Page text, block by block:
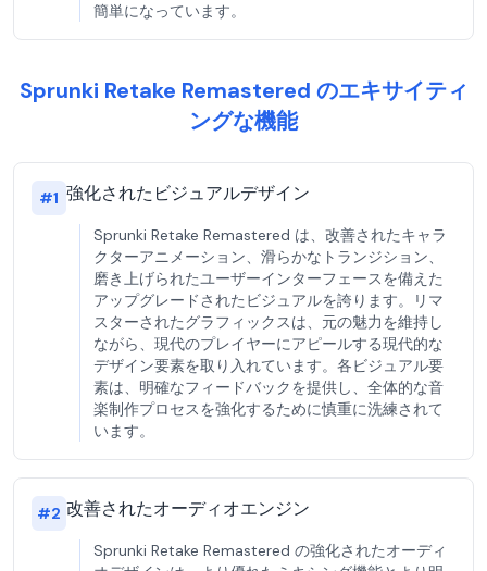
簡単になっています。
Sprunki Retake Remastered のエキサイティ
ングな機能
#1 強化されたビジュアルデザイン
Sprunki Retake Remastered は、改善されたキャラ
クターアニメーション、滑らかなトランジション、
磨き上げられたユーザーインターフェースを備えた
アップグレードされたビジュアルを誇ります。リマ
スターされたグラフィックスは、元の魅力を維持し
ながら、現代のプレイヤーにアピールする現代的な
デザイン要素を取り入れています。各ビジュアル要
素は、明確なフィードバックを提供し、全体的な音
楽制作プロセスを強化するために慎重に洗練されて
います。
#2 改善されたオーディオエンジン
Sprunki Retake Remastered の強化されたオーディ